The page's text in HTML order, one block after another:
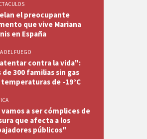
el preocupante
que vive Mariana
en España
DEL FUEGO
contra la vida":
de 300 familias sin gas
de -19°C
a ser cómplices de
que afecta a los
públicos"